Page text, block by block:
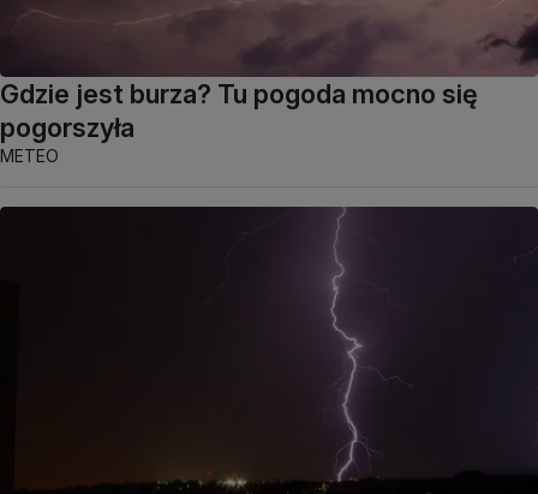
Gdzie jest burza? Tu pogoda mocno się
pogorszyła
METEO